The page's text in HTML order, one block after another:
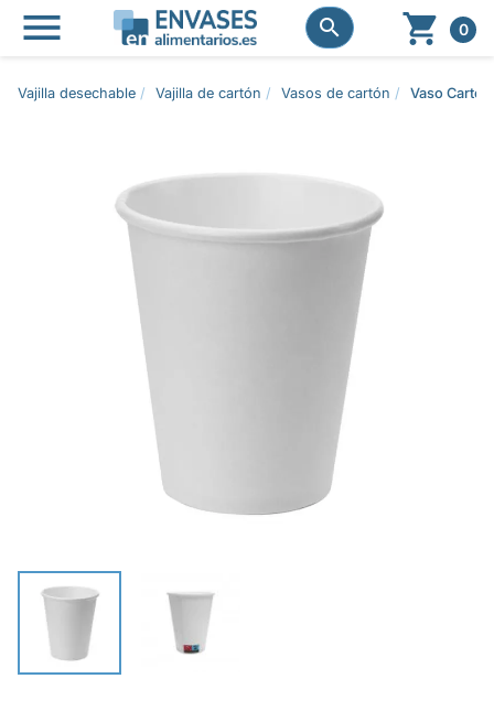
 
  0
Vajilla desechable Vajilla de cartón Vasos de cartón Vaso